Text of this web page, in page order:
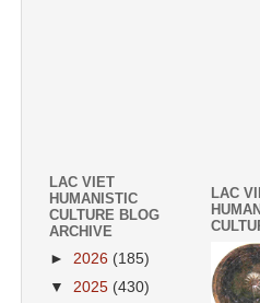
LAC VIET
HUMANISTIC
CULTURE BLOG
ARCHIVE
► 2026 (185)
▼ 2025 (430)
LAC